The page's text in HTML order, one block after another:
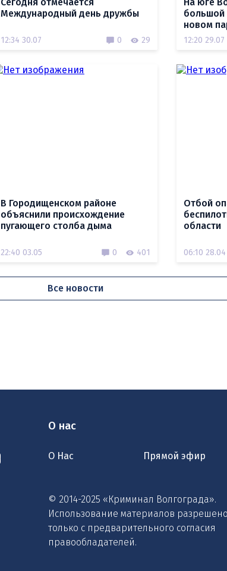
Международный день дружбы
12:34 30.07 0 29
большой
новом
12:20 29.07
В Городищенском районе
объяснили происхождение
пугающего столба дыма
22:40 03.05 0 401
Отбой
области
06:10 28.04
Все новости
О нас
О Нас Прямой эфир
© 2014-2025 «Криминал Волгограда».
Использование материалов разрешено
только с предварительного согласия
правообладателей.